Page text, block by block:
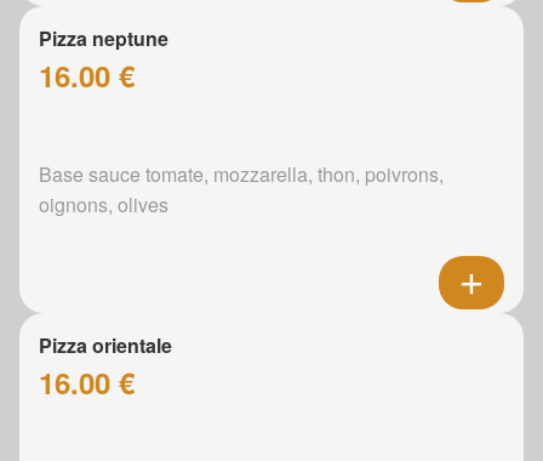
Pizza neptune
16.00 €
Base sauce tomate, mozzarella, thon, poivrons,
oignons, olives
Pizza orientale
16.00 €